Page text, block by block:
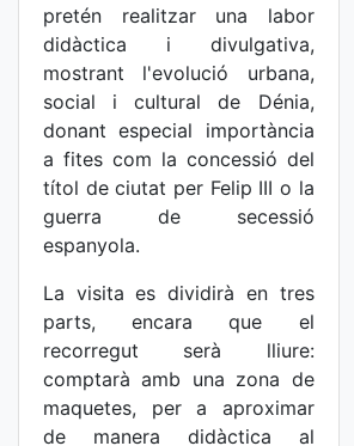
pretén realitzar una labor
didàctica i divulgativa,
mostrant l'evolució urbana,
social i cultural de Dénia,
donant especial importància
a fites com la concessió del
títol de ciutat per Felip III o la
guerra de secessió
espanyola.
La visita es dividirà en tres
parts, encara que el
recorregut serà lliure:
comptarà amb una zona de
maquetes, per a aproximar
de manera didàctica al